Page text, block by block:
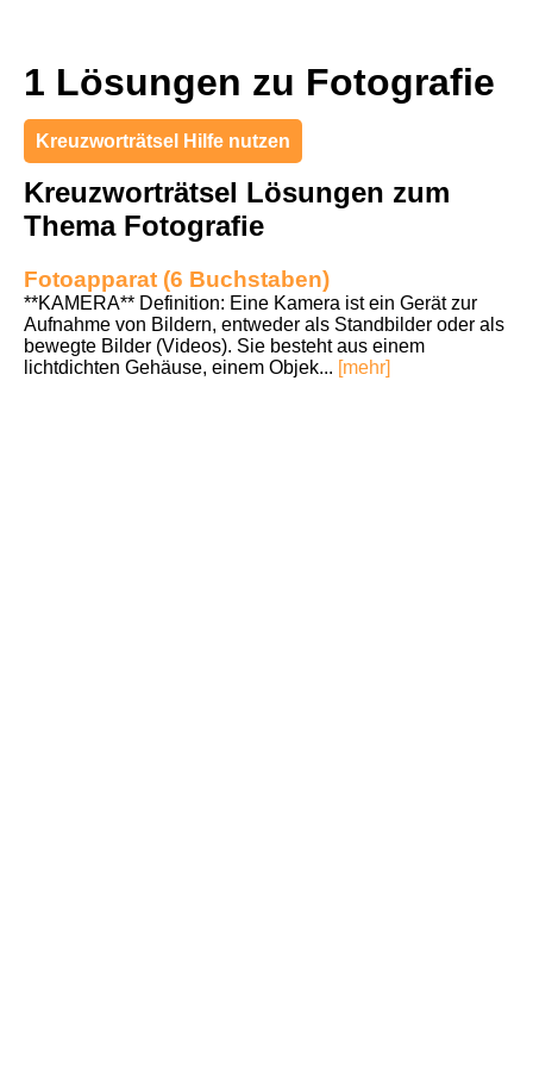
1 Lösungen zu Fotografie
Kreuzworträtsel Hilfe nutzen
Kreuzworträtsel Lösungen zum
Thema Fotografie
Fotoapparat (6 Buchstaben)
**KAMERA** Definition: Eine Kamera ist ein Gerät zur
Aufnahme von Bildern, entweder als Standbilder oder als
bewegte Bilder (Videos). Sie besteht aus einem
lichtdichten Gehäuse, einem Objek... [mehr]